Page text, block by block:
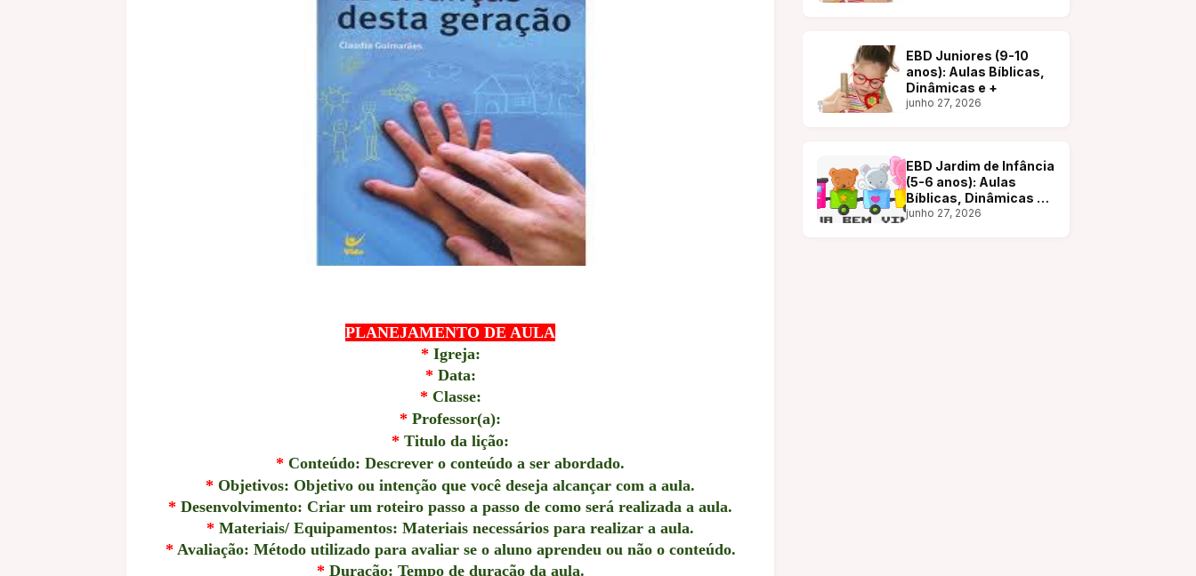
PLANEJAMENTO DE AULA
* Igreja:
* Data:
* Classe:
* Professor(a):
* Titulo da lição:
* Conteúdo: Descrever o conteúdo a ser abordado.
* Objetivos: Objetivo ou intenção que você deseja alcançar com a aula.
* Desenvolvimento: Criar um roteiro passo a passo de como será realizada a aula.
* Materiais/ Equipamentos: Materiais necessários para realizar a aula.
* Avaliação: Método utilizado para avaliar se o aluno aprendeu ou não o conteúdo.
* Duração: Tempo de duração da aula.
EBD Juniores (9-10
anos): Aulas Bíblicas,
Dinâmicas e +
junho 27, 2026
EBD Jardim de Infância
(5-6 anos): Aulas
Bíblicas, Dinâmicas e
+
junho 27, 2026